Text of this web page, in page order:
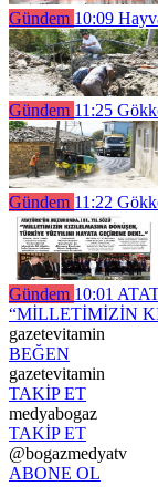
Gündem 10:09
Gündem 11:25
Gündem 11:22
Gündem 10:01
“MİLLETİMİZİN
gazetevitamin
BEĞEN
gazetevitamin
TAKİP ET
medyabogaz
TAKİP ET
@bogazmedyatv
ABONE OL